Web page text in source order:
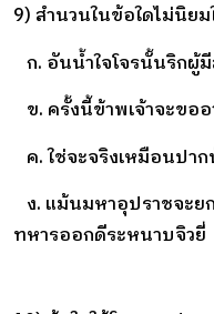
9) สำนวนในข้อใดไม่นิย
ก. อันน้ำใจโจรนั้นริก
ข. ครั้งนี้ข้าพเจ้าจะขอ
ค. ใช่จะจริงเหมือนปา
ง. แม้นมหาอุปราชจะย
ทหารออกดีระหนาบจิวยี่